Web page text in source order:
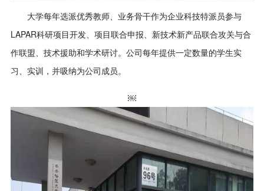
大学每年选派优秀教师、业务骨干作为企业科技特派员参与
LAPAR科研项目开发、项目联合申报、新技术新产品联合攻关与合
作联盟、技术援助和学术研讨。公司每年提供一定数量的学生实
习、实训，并吸纳为公司成员。
￼